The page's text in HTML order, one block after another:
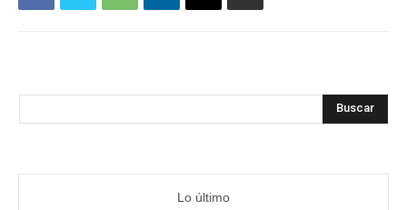
Buscar
Lo último